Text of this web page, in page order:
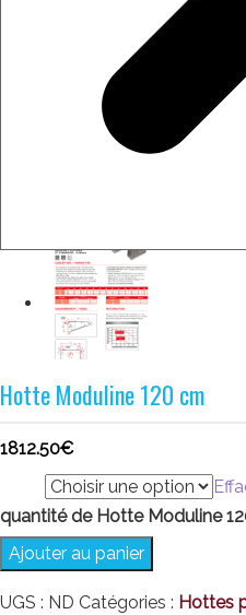
Hotte Moduline 120 cm
1812.50€
quantité de Hotte Moduline
Ajouter au panier
UGS : ND Catégories : Hottes